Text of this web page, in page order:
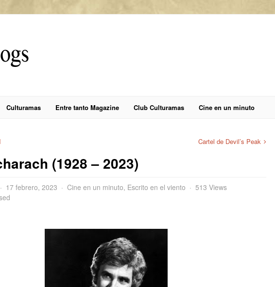
Culturamas Entre tanto Magazine Club Culturamas Cine en un minuto
Cartel de Devil’s Peak
(1928 – 2023)
17 febrero, 2023 Cine en un minuto, Escrito en el viento
513 Views